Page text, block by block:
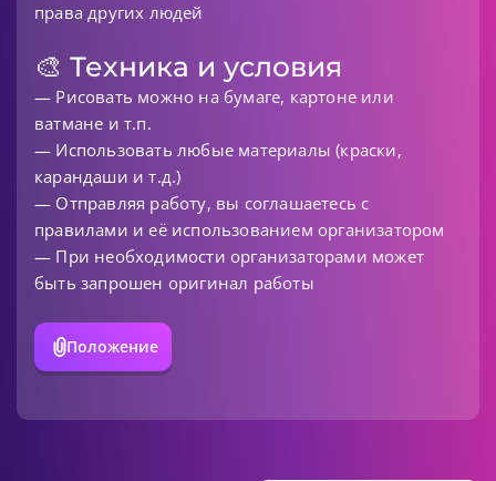
права других людей
🎨 Техника и условия
— Рисовать можно на бумаге, картоне или
ватмане и т.п.
— Использовать любые материалы (краски,
карандаши и т.д.)
— Отправляя работу, вы соглашаетесь с
правилами и её использованием организатором
— При необходимости организаторами может
быть запрошен оригинал работы
Положение